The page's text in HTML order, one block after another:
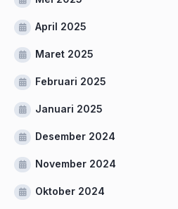
April 2025
Maret 2025
Februari 2025
Januari 2025
Desember 2024
November 2024
Oktober 2024